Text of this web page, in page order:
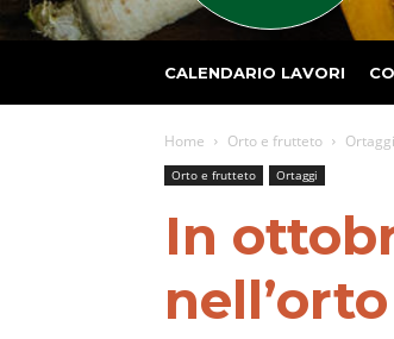
CALENDARIO LAVORI
Home Orto e frutteto Ortaggi
Orto e frutteto Ortaggi
In
nell’orto